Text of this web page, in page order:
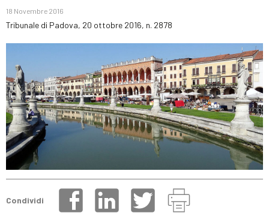
18 Novembre 2016
Tribunale di Padova, 20 ottobre 2016, n. 2878
Condividi